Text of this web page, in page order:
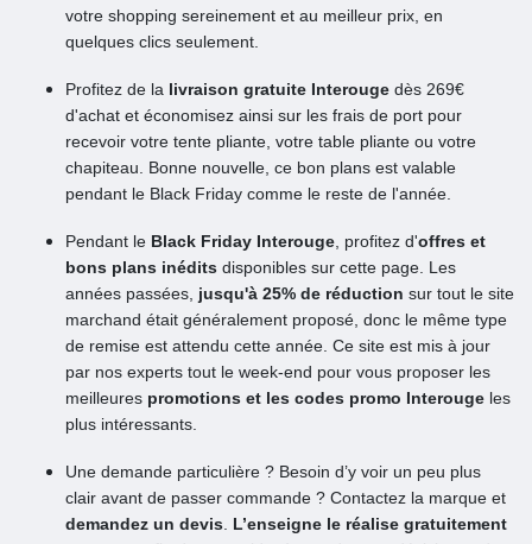
votre shopping sereinement et au meilleur prix, en
quelques clics seulement.
Profitez de la livraison gratuite Interouge dès 269€
d'achat et économisez ainsi sur les frais de port pour
recevoir votre tente pliante, votre table pliante ou votre
chapiteau. Bonne nouvelle, ce bon plans est valable
pendant le Black Friday comme le reste de l'année.
Pendant le Black Friday Interouge , profitez d'offres et
bons plans inédits disponibles sur cette page. Les
années passées, jusqu'à 25% de réduction sur tout le site
marchand était généralement proposé, donc le même type
de remise est attendu cette année. Ce site est mis à jour
par nos experts tout le week-end pour vous proposer les
meilleures promotions et les codes promo Interouge les
plus intéressants.
Une demande particulière ? Besoin d’y voir un peu plus
clair avant de passer commande ? Contactez la marque et
demandez un devis L’enseigne le réalise gratuitement